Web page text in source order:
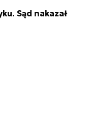
Sąd nakazał